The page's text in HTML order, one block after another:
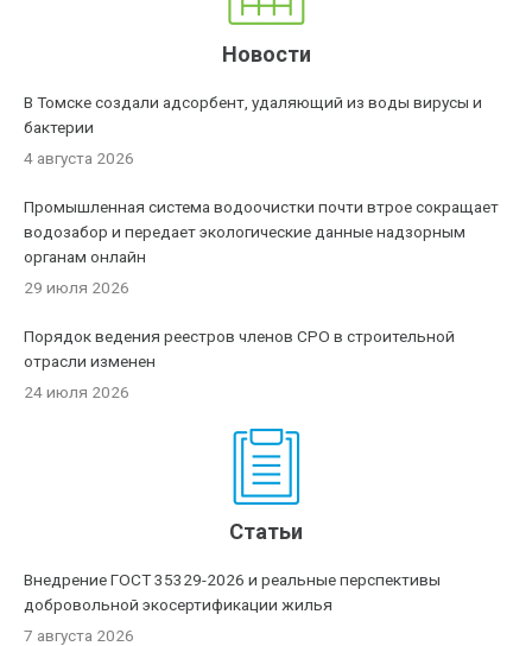
Новости
В Томске создали адсорбент, удаляющий из воды вирусы и
бактерии
4 августа 2026
Промышленная система водоочистки почти втрое сокращает
водозабор и передает экологические данные надзорным
органам онлайн
29 июля 2026
Порядок ведения реестров членов СРО в строительной
отрасли изменен
24 июля 2026
Статьи
Внедрение ГОСТ 35329-2026 и реальные перспективы
добровольной экосертификации жилья
7 августа 2026